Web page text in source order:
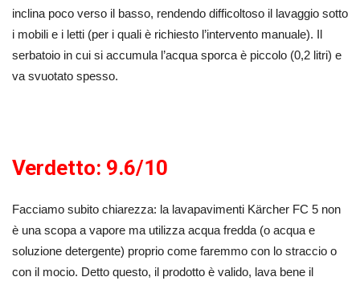
inclina poco verso il basso, rendendo difficoltoso il lavaggio sotto
i mobili e i letti (per i quali è richiesto l’intervento manuale). Il
serbatoio in cui si accumula l’acqua sporca è piccolo (0,2 litri) e
va svuotato spesso.
Verdetto: 9.6/10
Facciamo subito chiarezza: la lavapavimenti Kärcher FC 5 non
è una scopa a vapore ma utilizza acqua fredda (o acqua e
soluzione detergente) proprio come faremmo con lo straccio o
con il mocio. Detto questo, il prodotto è valido, lava bene il